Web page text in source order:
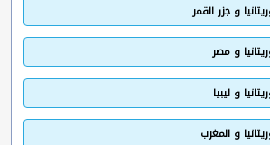
و جزر القمر
و مصر
و ليبيا
و المغرب